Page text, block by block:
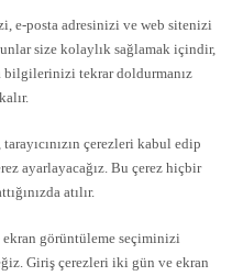
e-posta adresinizi ve web sitenizi
size kolaylık sağlamak içindir,
bilgilerinizi tekrar doldurmanız
çerezleri kabul edip
ayarlayacağız. Bu çerez hiçbir
atılır.
görüntüleme seçiminizi
Giriş çerezleri iki gün ve ekran